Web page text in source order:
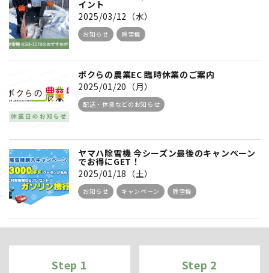
イント
2025/03/12（水）
お知らせ 除雪機
ボクらの農業EC 臨時休業のご案内
2025/01/20（月）
配送・休業などのお知らせ
ヤマハ除雪機 今シーズン最後のキャンペーン
でお得にGET！
2025/01/18（土）
お知らせ キャンペーン 除雪機
Step 1 Step 2